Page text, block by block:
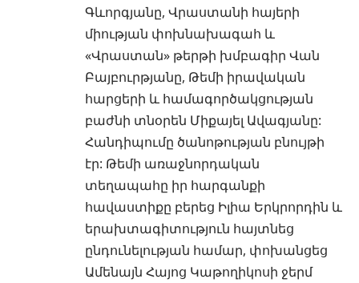
Գևորգյանը, Վրաստանի հայերի
միության փոխնախագահ և
«Վրաստան» թերթի խմբագիր Վան
Բայբուրթյանը, Թեմի իրավական
հարցերի և համագործակցության
բաժնի տնօրեն Միքայել Ավագյանը:
Հանդիպումը ծանոթության բնույթի
էր: Թեմի առաջնորդական
տեղապահը իր հարգանքի
հավաստիքը բերեց Իլիա Երկրորդին և
երախտագիտություն հայտնեց
ընդունելության համար, փոխանցեց
Ամենայն Հայոց Կաթողիկոսի ջերմ